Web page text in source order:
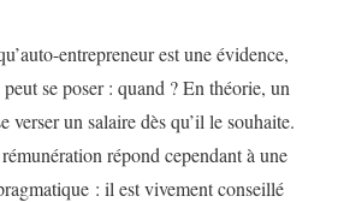
entrepreneur est une évidence,
se poser : quand ? En théorie, un
verser un salaire dès qu’il le souhaite.
répond cependant à une
: il est vivement conseillé